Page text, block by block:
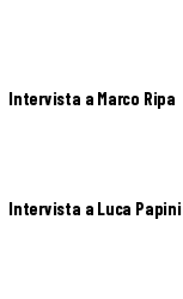
Intervista a Marco Ripa
Intervista a Luca Papini